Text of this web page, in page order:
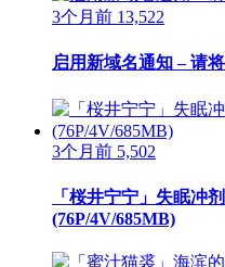
3个月前 13,522
启用新域名通知 – 请
3个月前 5,502
「桜井宁宁」失眠冲
(76P/4V/685MB)